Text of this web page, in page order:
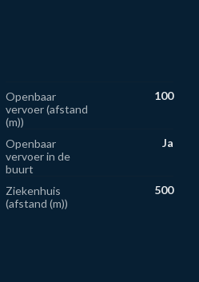
Openbaar
vervoer (afstand
(m))
100
Openbaar
vervoer in de
buurt
Ja
Ziekenhuis
(afstand (m))
500